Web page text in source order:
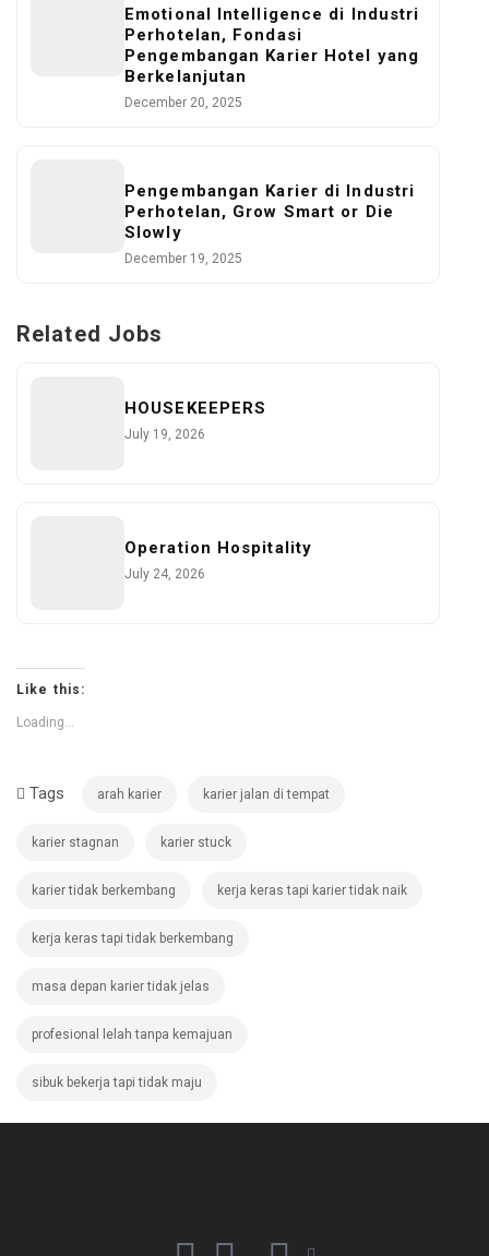
Emotional Intelligence di Industri
Perhotelan, Fondasi
Pengembangan Karier Hotel yang
Berkelanjutan
December 20, 2025
Pengembangan Karier di Industri
Perhotelan, Grow Smart or Die
Slowly
December 19, 2025
Related Jobs
HOUSEKEEPERS
July 19, 2026
Operation Hospitality
July 24, 2026
Like this:
Loading...
Tags arah karier karier jalan di tempat
karier stagnan karier stuck
karier tidak berkembang kerja keras tapi karier tidak naik
kerja keras tapi tidak berkembang
masa depan karier tidak jelas
profesional lelah tanpa kemajuan
sibuk bekerja tapi tidak maju